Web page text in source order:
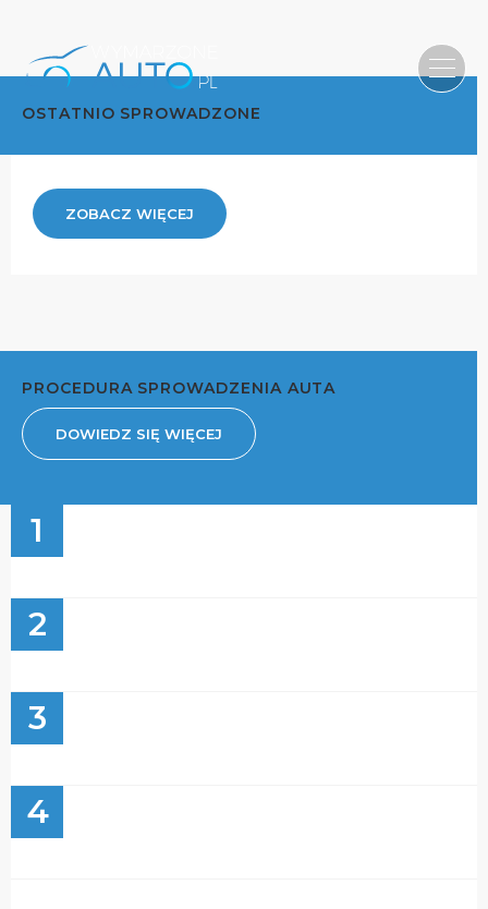
OSTATNIO SPROWADZONE
ZOBACZ WIĘCEJ
PROCEDURA SPROWADZENIA AUTA
DOWIEDZ SIĘ WIĘCEJ
1
2
3
4